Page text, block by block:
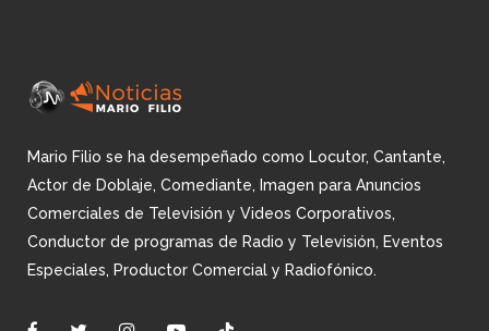
Mario Filio se ha desempeñado como Locutor, Cantante,
Actor de Doblaje, Comediante, Imagen para Anuncios
Comerciales de Televisión y Videos Corporativos,
Conductor de programas de Radio y Televisión, Eventos
Especiales, Productor Comercial y Radiofónico.